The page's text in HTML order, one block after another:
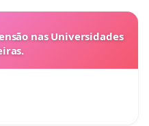
nas Universidades